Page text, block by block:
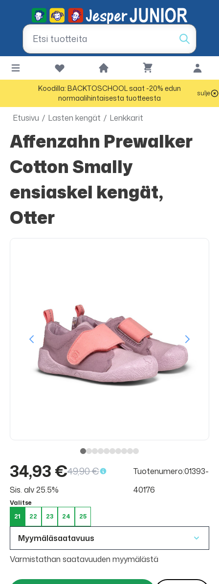
Koodilla: BACKTOSCHOOL saat -20% edun
normaalihintaisesta tuotteesta
sulje
Etusivu / Lasten kengät / Lenkkarit
Affenzahn Prewalker
Cotton Smally
ensiaskel kengät,
Otter
34,93 €49,90 €
Sis. alv 25.5%
Tuotenumero:01393-
40176
Valitse
21
22 23 24 25
Myymäläsaatavuus
Varmistathan saatavuuden myymälästä